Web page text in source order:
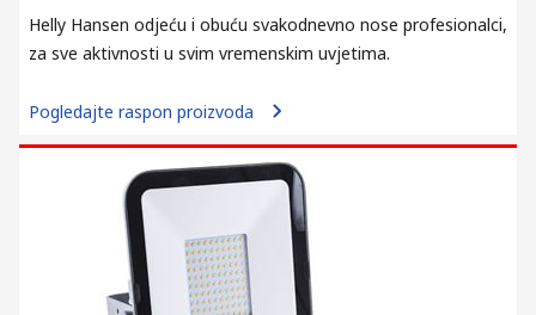
Helly Hansen odjeću i obuću svakodnevno nose profesionalci,
za sve aktivnosti u svim vremenskim uvjetima.
Pogledajte raspon proizvoda